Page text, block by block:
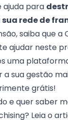
ajuda para
rede de
saiba que a
ajudar neste
uma
sua gestão
grátis!
e quer saber
Leia o